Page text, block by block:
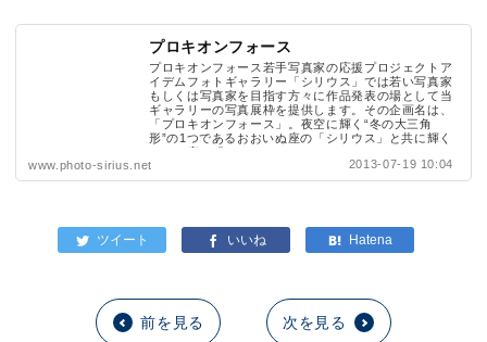
プロキオンフォース
プロキオンフォース若手写真家の応援プロジェクトア
イデムフォトギャラリー「シリウス」では若い写真家
もしくは写真家を目指す方々に作品発表の場として当
ギャラリーの写真展枠を提供します。その企画名は、
「プロキオンフォース」。夜空に輝く“冬の大三角
形”の1つであるおおいぬ座の「シリウス」と共に輝く
こいぬ座の「...
www.photo-sirius.net
2013-07-19 10:04
前を見る 次を見る